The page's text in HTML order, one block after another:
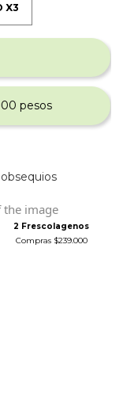
X3
pesos
2 Frescolagenos
Compras $239.000